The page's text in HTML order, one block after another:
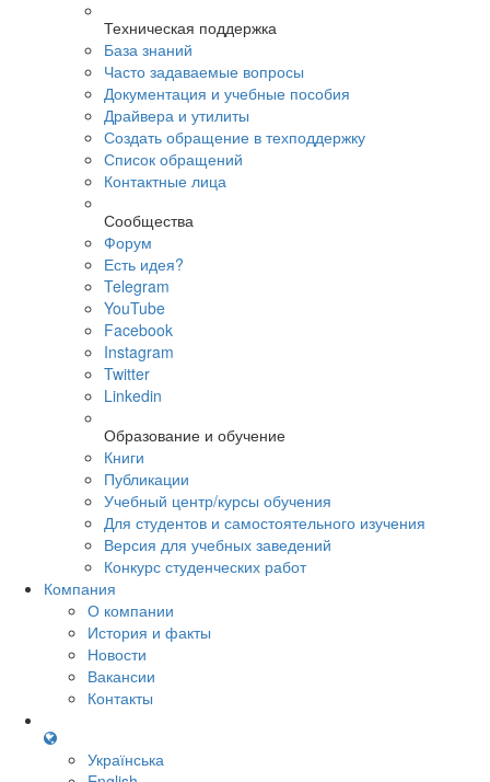
Техническая поддержка
База знаний
Часто задаваемые вопросы
Документация и учебные пособия
Драйвера и утилиты
Создать обращение в техподдержку
Список обращений
Контактные лица
Сообщества
Форум
Есть идея?
Telegram
YouTube
Facebook
Instagram
Twitter
Linkedin
Образование и обучение
Книги
Публикации
Учебный центр/курсы обучения
Для студентов и самостоятельного изучения
Версия для учебных заведений
Конкурс студенческих работ
Компания
О компании
История и факты
Новости
Вакансии
Контакты
Українська